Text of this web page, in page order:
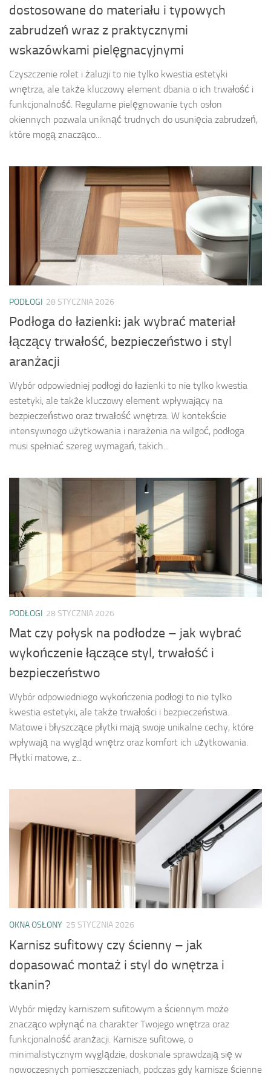
dostosowane do materiału i typowych
zabrudzeń wraz z praktycznymi
wskazówkami pielęgnacyjnymi
Czyszczenie rolet i żaluzji to nie tylko kwestia estetyki
wnętrza, ale także kluczowy element dbania o ich trwałość i
funkcjonalność. Regularne pielęgnowanie tych osłon
okiennych pozwala uniknąć trudnych do usunięcia zabrudzeń,
które mogą znacząco...
PODŁOGI 28 STYCZNIA 2026
Podłoga do łazienki: jak wybrać materiał
łączący trwałość, bezpieczeństwo i styl
aranżacji
Wybór odpowiedniej podłogi do łazienki to nie tylko kwestia
estetyki, ale także kluczowy element wpływający na
bezpieczeństwo oraz trwałość wnętrza. W kontekście
intensywnego użytkowania i narażenia na wilgoć, podłoga
musi spełniać szereg wymagań, takich...
PODŁOGI 28 STYCZNIA 2026
Mat czy połysk na podłodze – jak wybrać
wykończenie łączące styl, trwałość i
bezpieczeństwo
Wybór odpowiedniego wykończenia podłogi to nie tylko
kwestia estetyki, ale także trwałości i bezpieczeństwa.
Matowe i błyszczące płytki mają swoje unikalne cechy, które
wpływają na wygląd wnętrz oraz komfort ich użytkowania.
Płytki matowe, z...
OKNA OSŁONY 25 STYCZNIA 2026
Karnisz sufitowy czy ścienny – jak
dopasować montaż i styl do wnętrza i
tkanin?
Wybór między karniszem sufitowym a ściennym może
znacząco wpłynąć na charakter Twojego wnętrza oraz
funkcjonalność aranżacji. Karnisze sufitowe, o
minimalistycznym wyglądzie, doskonale sprawdzają się w
nowoczesnych pomieszczeniach, podczas gdy karnisze ścienne